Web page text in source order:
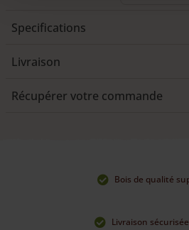
Specifications
Livraison
Récupérer votre commande
Bois de qualité
Livraison